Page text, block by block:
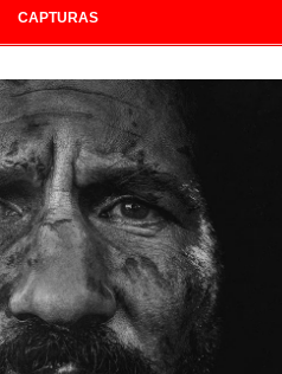
CAPTURAS